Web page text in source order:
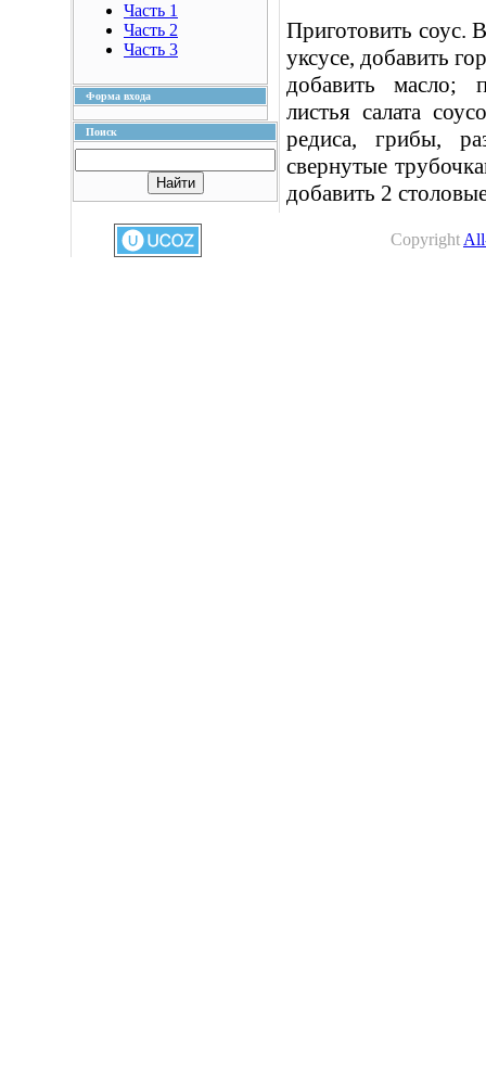
Часть 1
Часть 2
Часть 3
Форма входа
Поиск
Приготовить соус.
уксусе, добавить
добавить масло;
листья салата
редиса, грибы,
свернутые
добавить 2
Copyright